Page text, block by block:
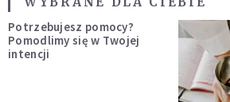
Potrzebujesz pomocy?
Pomodlimy się w Twojej
intencji